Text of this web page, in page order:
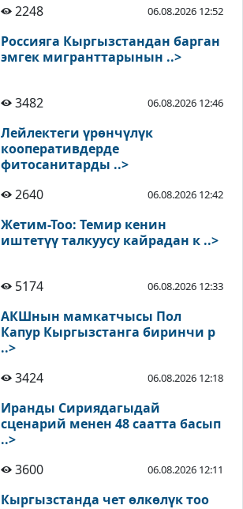
2248 06.08.2026 12:52
Россияга Кыргызстандан барган
эмгек мигранттарынын ..>
3482 06.08.2026 12:46
Лейлектеги үрөнчүлүк
кооперативдерде
фитосанитарды ..>
2640
06.08.2026 12:42
Жетим-Тоо: Темир кенин
иштетүү талкуусу кайрадан к ..>
5174 06.08.2026 12:33
АКШнын мамкатчысы Пол
Капур Кыргызстанга биринчи р
..>
3424
06.08.2026 12:18
Иранды Сириядагыдай
сценарий менен 48 саатта басып
..>
3600
06.08.2026 12:11
Кыргызстанда чет өлкөлүк тоо